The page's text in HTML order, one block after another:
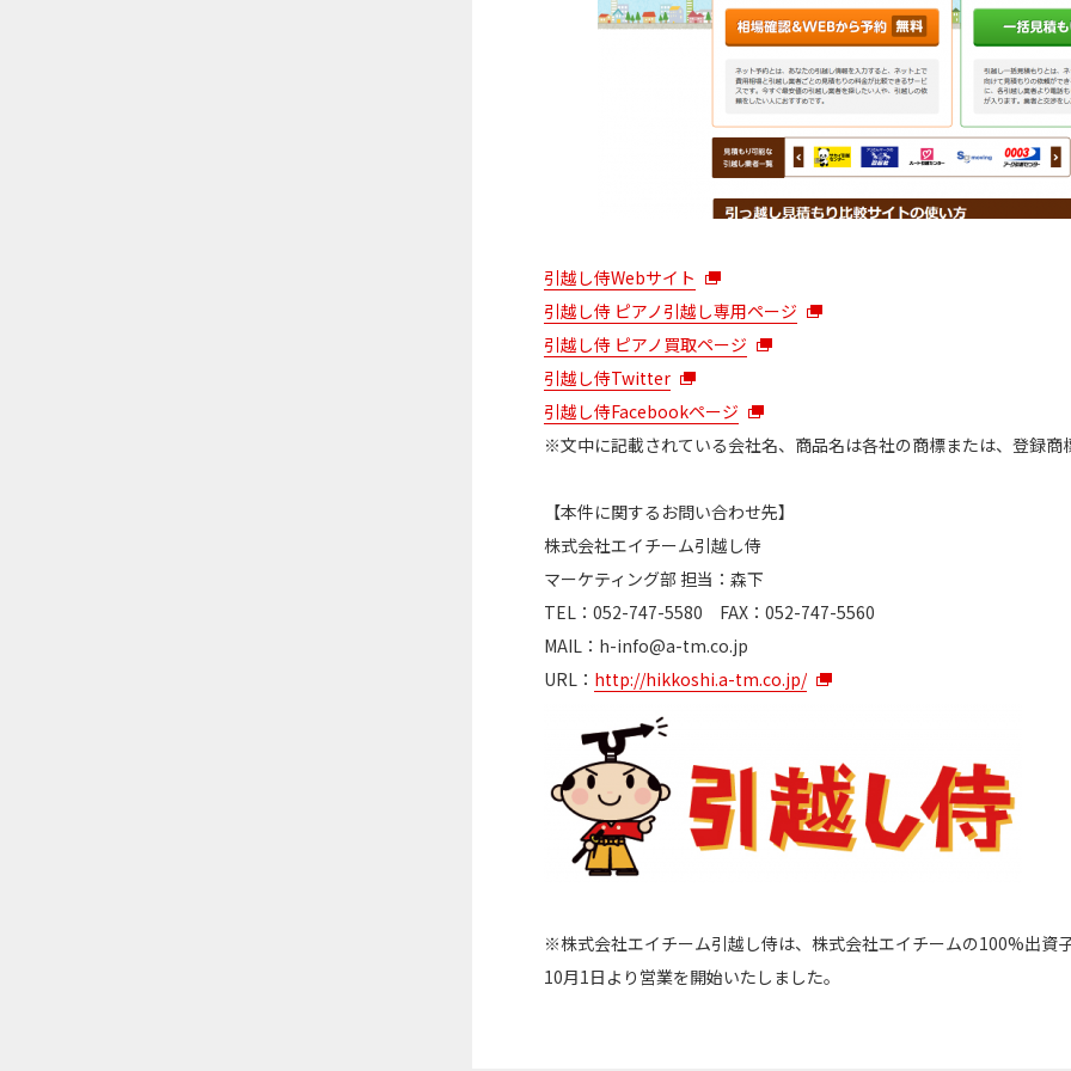
引越し侍Webサイト
引越し侍 ピアノ引越し専用ページ
引越し侍 ピアノ買取ページ
引越し侍Twitter
引越し侍Facebookページ
※文中に記載されている会社名、商品名は各社の商標または、登録商
【本件に関するお問い合わせ先】
株式会社エイチーム引越し侍
マーケティング部 担当：森下
TEL：052-747-5580 FAX：052-747-5560
MAIL： h-info@a-tm.co.jp
URL： http://hikkoshi.a-tm.co.jp/
※株式会社エイチーム引越し侍は、株式会社エイチームの100%出資
10月1日より営業を開始いたしました。